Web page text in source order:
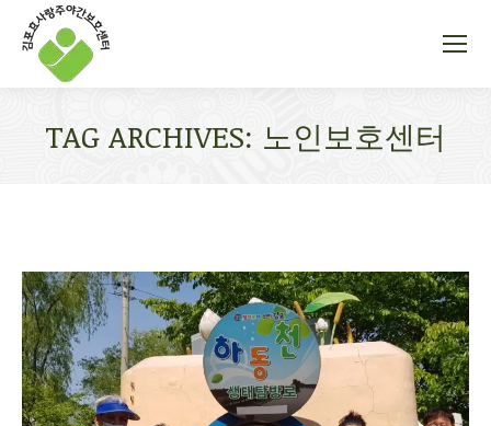
TAG ARCHIVES: 노인보호센터